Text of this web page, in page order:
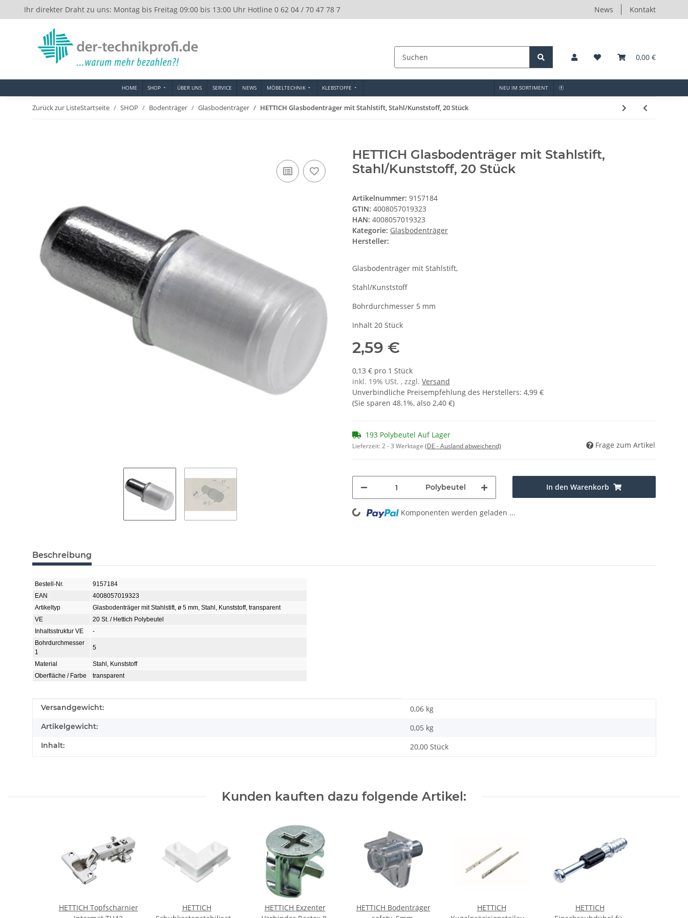
Ihr direkter Draht zu uns: Montag bis Freitag 09:00 bis 13:00 Uhr Hotline 0 62 04 / 70 47 78 7 News Kontakt
0,00 €
HOME SHOP ÜBER UNS SERVICE NEWS MÖBELTECHNIK KLEBSTOFFE NEU IM SORTIMENT
Zurück zur ListeStartseite SHOP Bodenträger Glasbodenträger HETTICH Glasbodenträger mit Stahlstift, Stahl/Kunststoff, 20 Stück
HETTICH Glasbodenträger mit Stahlstift,
Stahl/Kunststoff, 20 Stück
Artikelnummer: 9157184
GTIN: 4008057019323
HAN: 4008057019323
Kategorie: Glasbodenträger
Hersteller:
Glasbodenträger mit Stahlstift,
Stahl/Kunststoff
Bohrdurchmesser 5 mm
Inhalt 20 Stück
2,59 €
0,13 € pro 1 Stück
inkl. 19% USt. , zzgl. Versand
Unverbindliche Preisempfehlung des Herstellers: 4,99 €
(Sie sparen 48.1%, also 2,40 €)
193 Polybeutel Auf Lager
Lieferzeit:2 - 3 Werktage (DE - Ausland abweichend) Frage zum Artikel
Polybeutel In den Warenkorb
Loading... Komponenten werden geladen ...
Beschreibung
Bestell-Nr.
9157184
EAN
4008057019323
Artikeltyp
Glasbodenträger mit Stahlstift, ø 5 mm, Stahl, Kunststoff, transparent
VE
20 St. / Hettich Polybeutel
Inhaltsstruktur VE
-
Bohrdurchmesser
1
5
Material
Stahl, Kunststoff
Oberfläche / Farbe
transparent
Produkteigenschaft
Wert
Versandgewicht: 0,06 kg
Artikelgewicht: 0,05 kg
Inhalt: 20,00 Stück
Kunden kauften dazu folgende Artikel:
HETTICH Topfscharnier
HETTICH
HETTICH Exzenter
HETTICH Bodenträger
HETTICH
HETTICH